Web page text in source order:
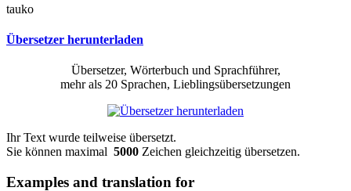
tauko
Übersetzer herunterladen
Übersetzer, Wörterbuch und Sprachführer,
mehr als 20 Sprachen, Lieblingsübersetzungen
Ihr Text wurde teilweise übersetzt.
Sie können maximal 5000 Zeichen gleichzeitig übersetzen.
Examples and translation for